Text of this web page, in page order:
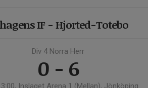
IF - Hjorted-Totebo
Div 4 Norra Herr
0 - 6
Inslaget Arena 1 (Mellan), Jönköping